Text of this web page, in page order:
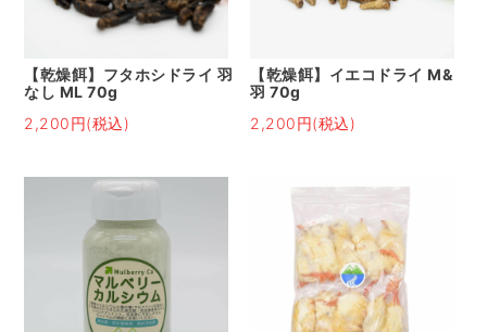
【乾燥餌】フタホシドライ 羽
なし ML 70g
2,200円(税込)
【乾燥餌】イエコドライ M&
羽 70g
2,200円(税込)